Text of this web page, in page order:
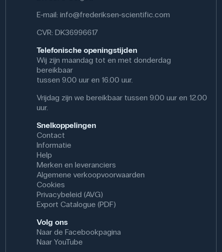
Dimensioner: (l x b x h) 185 mm x 85 mm x 32 mm
Materiale: Plastik
E-mail:info@frederiksen-scientific.com
CVR: DK36996617
Telefonische openingstijden
Wij zijn maandag tot en met donderdag
bereikbaar
tussen 9.00 uur en 16.00 uur.
Vrijdag zijn we bereikbaar tussen 9.00 uur en 12.00
uur.
Snelkoppelingen
Contact
Informatie
Help
Merken en leveranciers
Algemene verkoopvoorwaarden
Cookies
Privacybeleid (AVG)
Export Catalogue (PDF)
Volg ons
Naar de Facebookpagina
Naar YouTube